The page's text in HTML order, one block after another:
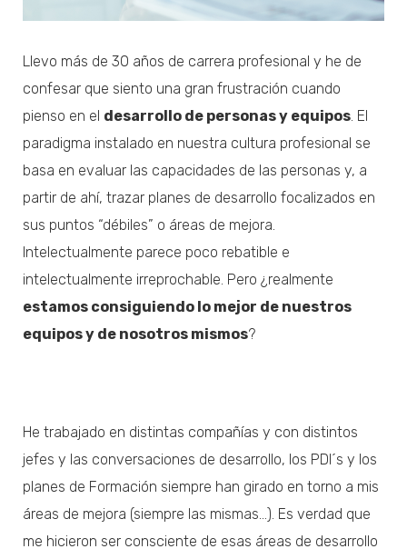
Llevo más de 30 años de carrera profesional y he de
confesar que siento una gran frustración cuando
pienso en el desarrollo de personas y equipos. El
paradigma instalado en nuestra cultura profesional se
basa en evaluar las capacidades de las personas y, a
partir de ahí, trazar planes de desarrollo focalizados en
sus puntos “débiles” o áreas de mejora.
Intelectualmente parece poco rebatible e
intelectualmente irreprochable. Pero ¿realmente
estamos consiguiendo lo mejor de nuestros
equipos y de nosotros mismos?
He trabajado en distintas compañías y con distintos
jefes y las conversaciones de desarrollo, los PDI´s y los
planes de Formación siempre han girado en torno a mis
áreas de mejora (siempre las mismas…). Es verdad que
me hicieron ser consciente de esas áreas de desarrollo